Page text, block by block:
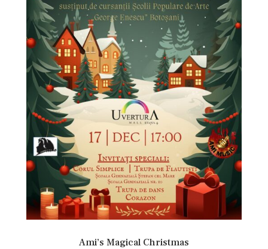
Ami’s Magical Christmas